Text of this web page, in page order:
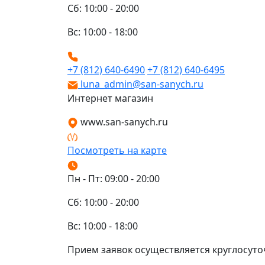
Сб: 10:00 - 20:00
Вс: 10:00 - 18:00
+7 (812) 640-6490+7 (812) 640-6495
luna_admin@san-sanych.ru
Интернет магазин
www.san-sanych.ru
Посмотреть на карте
Пн - Пт: 09:00 - 20:00
Сб: 10:00 - 20:00
Вс: 10:00 - 18:00
Прием заявок осуществляется